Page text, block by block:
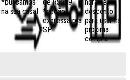
*buscamos
na sua casa!
de R$259
*opção
expressa pra
SP
horas e
desconto
para usar na
próxima
compra